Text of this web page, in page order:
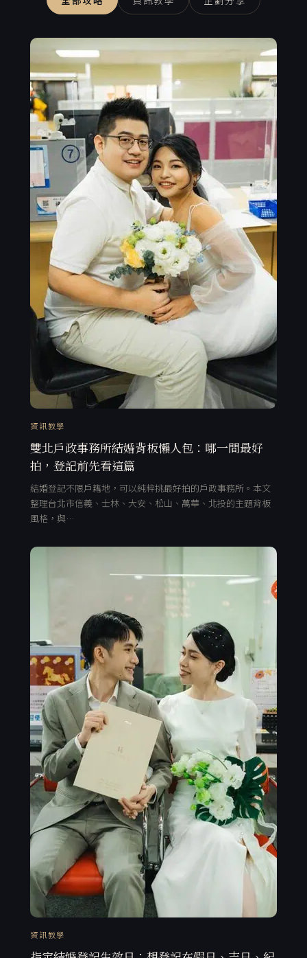
資訊教學
雙北戶政事務所結婚背板懶人包：哪一間最好
拍，登記前先看這篇
結婚登記不限戶籍地，可以純粹挑最好拍的戶政事務所。本文
整理台北市信義、士林、大安、松山、萬華、北投的主題背板
風格，與…
資訊教學